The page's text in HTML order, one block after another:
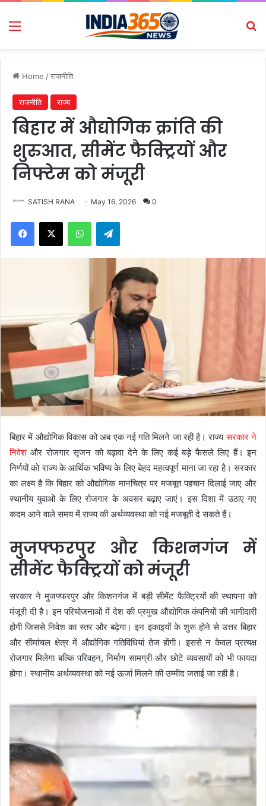
Menu
Home /राजनीति
राजनीति राज्य
बिहार में औद्योगिक क्रांति की
शुरुआत, सीमेंट फैक्ट्रियों और
निफ्टेम को मंजूरी
SATISH RANA May 16, 2026 0
Facebook
X WhatsAppTelegram
बिहार में औद्योगिक विकास को अब एक नई गति मिलने जा रही है। राज्यसरकार ने
निवेश और रोजगार सृजन को बढ़ावा देने के लिए कई बड़े फैसले लिए हैं। इन
निर्णयों को राज्य के आर्थिक भविष्य के लिए बेहद महत्वपूर्ण माना जा रहा है। सरकार
का लक्ष्य है कि बिहार को औद्योगिक मानचित्र पर मजबूत पहचान दिलाई जाए और
स्थानीय युवाओं के लिए रोजगार के अवसर बढ़ाए जाएं। इस दिशा में उठाए गए
कदम आने वाले समय में राज्य की अर्थव्यवस्था को नई मजबूती दे सकते हैं।
मुजफ्फरपुर और किशनगंज में
सीमेंट फैक्ट्रियों को मंजूरी
सरकार ने मुजफ्फरपुर और किशनगंज में बड़ी सीमेंट फैक्ट्रियों की स्थापना को
मंजूरी दी है। इन परियोजनाओं में देश की प्रमुख औद्योगिक कंपनियों की भागीदारी
होगी जिससे निवेश का स्तर और बढ़ेगा। इन इकाइयों के शुरू होने से उत्तर बिहार
और सीमांचल क्षेत्र में औद्योगिक गतिविधियां तेज होंगी। इससे न केवल प्रत्यक्ष
रोजगार मिलेगा बल्कि परिवहन, निर्माण सामग्री और छोटे व्यवसायों को भी फायदा
होगा। स्थानीय अर्थव्यवस्था को नई ऊर्जा मिलने की उम्मीद जताई जा रही है।